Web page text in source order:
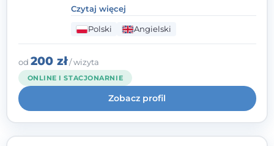
parami. Specjalizuję się w obszarze zdrowia
seksualnego, żałoby, kryzysów życiowych i
wypalenia zawodowego. Pracuję w języku
polskim i angielskim, w podejściu
humanistycznym, opartym na
partnerstwie i podmiotowości klienta.
Czytaj więcej
Polski Angielski
od 200 zł/ wizyta
ONLINE I STACJONARNIE
Zobacz profil